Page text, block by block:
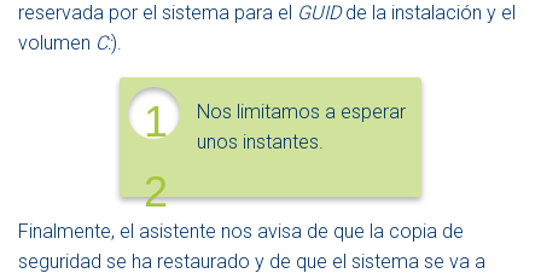
reservada por el sistema para el GUIDde la instalación y el
volumen C:).
1
2
Nos limitamos a esperar
unos instantes.
Finalmente, el asistente nos avisa de que la copia de
seguridad se ha restaurado y de que el sistema se va a